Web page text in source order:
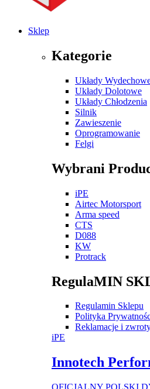
Sklep
Kategorie
Układy
Układy Dolotowe
Układy Chłodzenia
Silnik
Zawieszenie
Oprogramowanie
Felgi
Wybrani
iPE
Airtec Motorsport
Arma speed
CTS
D088
KW
Protrack
RegulaMIN
Regulamin Sklepu
Polityka
Reklamacje i
iPE
Innotech